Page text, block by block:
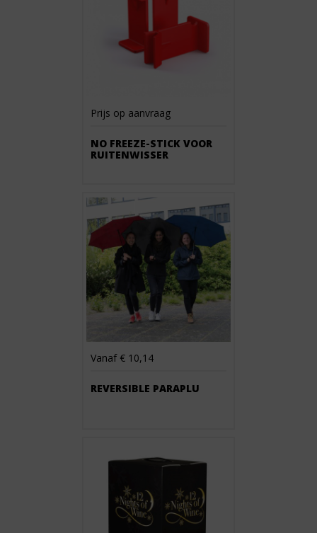
Prijs op aanvraag
NO FREEZE-STICK VOOR
RUITENWISSER
Vanaf € 10,14
REVERSIBLE PARAPLU